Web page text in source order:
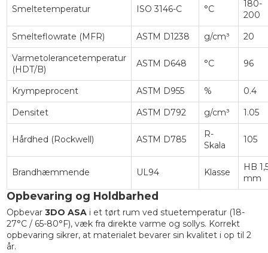
Smeltetemperatur ISO 3146-C °C
180-
200
Smelteflowrate (MFR)
ASTM D1238 g/cm³
20
Varmetolerancetemperatur
(HDT/B)
ASTM D648 °C 96
Krympeprocent ASTM D955 %
0.4
Densitet
ASTM D792 g/cm³ 1.05
Hårdhed (Rockwell) ASTM D785
R-
Skala
105
Brandhæmmende UL94 Klasse
HB
mm
Opbevaring og Holdbarhed
Opbevar 3DO ASAi et tørt rum ved stuetemperatur (18-
27°C / 65-80°F), væk fra direkte varme og sollys. Korrekt
opbevaring sikrer, at materialet bevarer sin kvalitet i op til 2
år.